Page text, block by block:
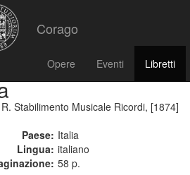
Corago
Opere Eventi Libretti
Stabilimento Musicale Ricordi, [1874]
Paese: Italia
Lingua: italiano
58 p.